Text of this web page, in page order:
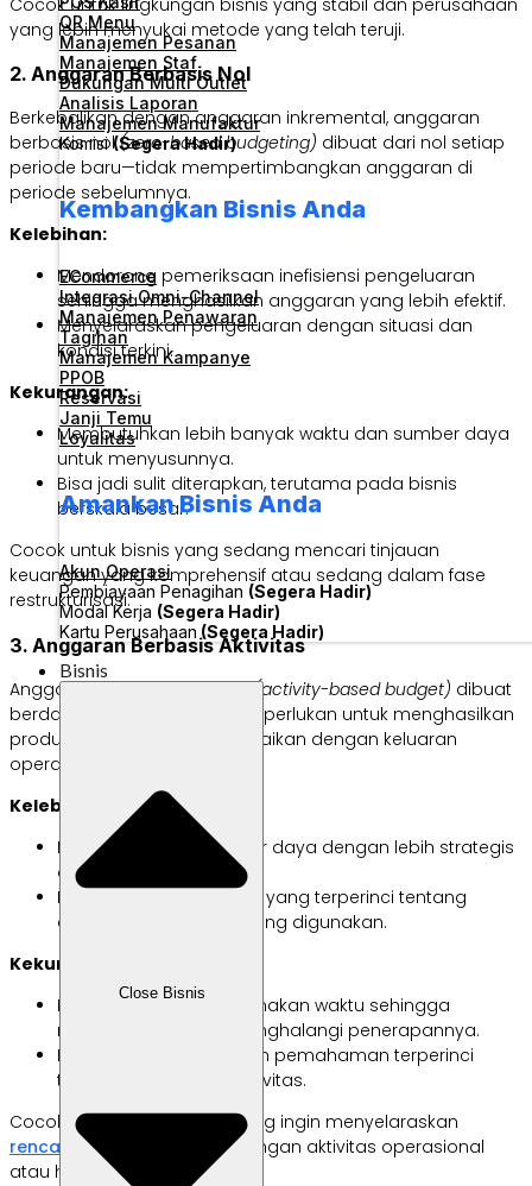
QR Menu
Manajemen Pesanan
Manajemen Staf
Dukungan Multi Outlet
Analisis Laporan
Manajemen Manufaktur
Komisi(Segera Hadir)
Kembangkan Bisnis Anda
ECommerce
Integrasi Omni-Channel
Manajemen Penawaran
Tagihan
Manajemen Kampanye
PPOB
Reservasi
Janji Temu
Loyalitas
Amankan Bisnis Anda
Akun Operasi
Pembiayaan Penagihan (Segera Hadir)
Modal Kerja (Segera Hadir)
Kartu Perusahaan (Segera Hadir)
Bisnis
Close Bisnis
yang lebih menyukai metode yang telah teruji.
2. Anggaran Berbasis Nol
Berkebalikan dengan anggaran inkremental, anggaran
berbasis nol(zero-based budgeting) dibuat dari nol setiap
periode baru—tidak mempertimbangkan anggaran di
periode sebelumnya.
Kelebihan:
Mendorong pemeriksaan inefisiensi pengeluaran
sehingga menghasilkan anggaran yang lebih efektif.
Menyelaraskan pengeluaran dengan situasi dan
kondisi terkini.
Kekurangan:
Membutuhkan lebih banyak waktu dan sumber daya
untuk menyusunnya.
Bisa jadi sulit diterapkan, terutama pada bisnis
berskala besar.
Cocok untuk bisnis yang sedang mencari tinjauan
keuangan yang komprehensif atau sedang dalam fase
restrukturisasi.
3. Anggaran Berbasis Aktivitas
Anggaran berbasis aktivitas(activity-based budget) dibuat
berdasarkan aktivitas yang diperlukan untuk menghasilkan
produk atau layanan—disesuaikan dengan keluaran
operasionalnya.
Kelebihan:
Mengalokasikan sumber daya dengan lebih strategis
dan sesuai prioritasnya.
Memberikan gambaran yang terperinci tentang
alokasi sumber daya yang digunakan.
Kekurangan:
Bisa jadi rumit dan memakan waktu sehingga
menghambat atau menghalangi penerapannya.
Memerlukan analisis dan pemahaman terperinci
tentang proses dan aktivitas.
Cocok untuk perusahaan yang ingin menyelaraskan
rencana keuangan bisnisdengan aktivitas operasional
atau hasil yang diharapkan.